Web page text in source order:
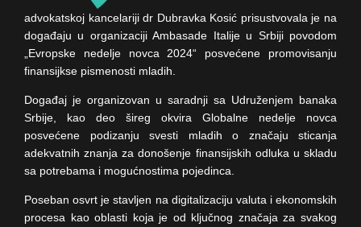
advokatskoj kancelariji dr Dubravka Kosić prisustvovala je na
događaju u organizaciji Ambasade Italije u Srbiji povodom
„Evropske nedelje novca 2024“ posvećene promovisanju
finansijkse pismenosti mladih.
Događaj je organizovan u saradnji sa Udruženjem banaka
Srbije, kao deo šireg okvira Globalne nedelje novca
posvećene podizanju svesti mladih o značaju sticanja
adekvatnih znanja za donošenje finansijskih odluka u skladu
sa potrebama i mogućnostima pojedinca.
Poseban osvrt je stavljen na digitalizaciju valuta i ekonomskih
procesa kao oblasti koja je od ključnog značaja za svakog